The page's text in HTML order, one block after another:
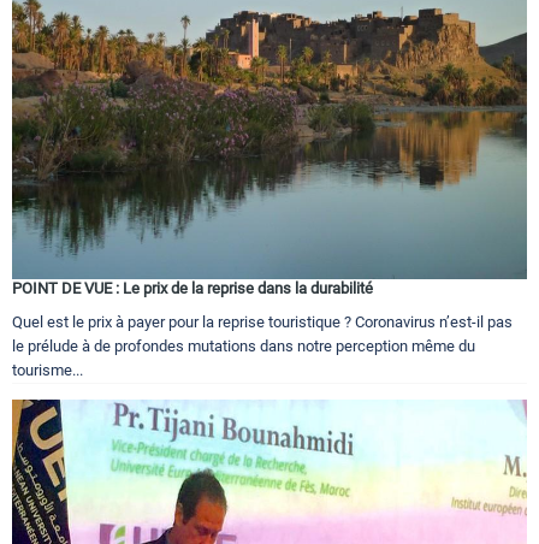
POINT DE VUE : Le prix de la reprise dans la durabilité
Quel est le prix à payer pour la reprise touristique ? Coronavirus n’est-il pas
le prélude à de profondes mutations dans notre perception même du
tourisme...